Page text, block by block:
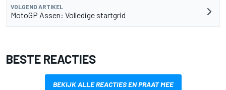
VOLGEND ARTIKEL
MotoGP Assen: Volledige startgrid
BESTE REACTIES
BEKIJK ALLE REACTIES EN PRAAT MEE